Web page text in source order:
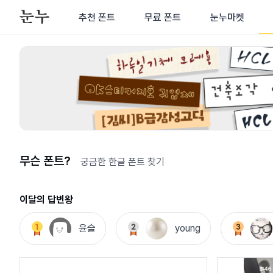
추천 폰트 무료 폰트 눈누마켓
무슨 폰트? 궁금한 한글 폰트 찾기
이달의 답변왕
윤슬 young